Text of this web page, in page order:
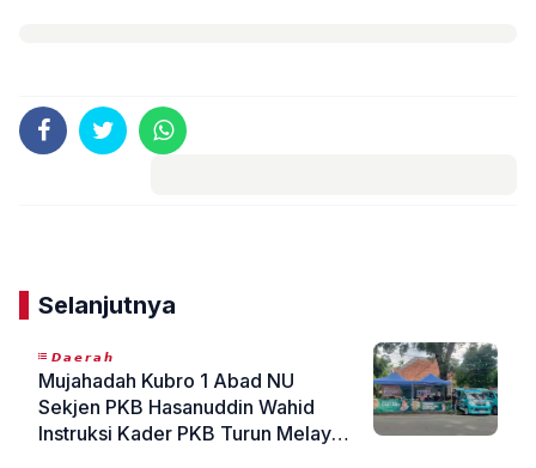
Selanjutnya
𝘿𝙖𝙚𝙧𝙖𝙝
Mujahadah Kubro 1 Abad NU
Sekjen PKB Hasanuddin Wahid
Instruksi Kader PKB Turun Melayani